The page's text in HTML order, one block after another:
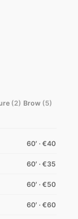
(2) Brow (5)
60′ · €40
60′ · €35
60′ · €50
60′ · €60